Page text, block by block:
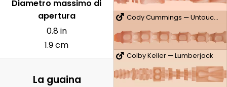
Cody Cummings — Untouched
Colby Keller — Lumberjack
Diametro massimo di
apertura
0.8 in
1.9 cm
La guaina